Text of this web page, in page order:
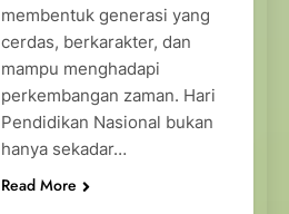
membentuk generasi yang
cerdas, berkarakter, dan
mampu menghadapi
perkembangan zaman. Hari
Pendidikan Nasional bukan
hanya sekadar…
Read More